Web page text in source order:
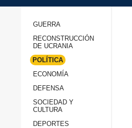
TODAS LAS
GUERRA
RECONSTRUCCIÓN
DE UCRANIA
POLÍTICA
ECONOMÍA
DEFENSA
SOCIEDAD Y
CULTURA
DEPORTES